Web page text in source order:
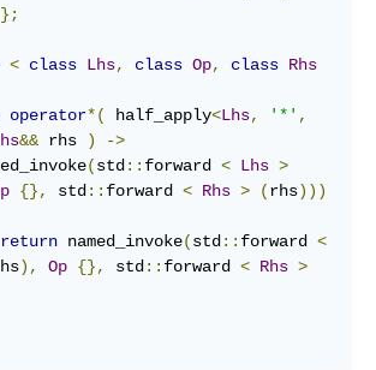
};
< class Lhs, class Op, class Rhs
operator*( half_apply<Lhs, '*' ,
&& rhs )
->
(std :: forward < Lhs >
{}, std :: forward < Rhs > (rhs)))
return named_invoke(std :: forward <
), Op {}, std :: forward < Rhs >